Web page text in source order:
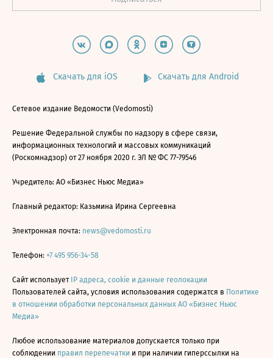
Скачать для iOS Скачать для Android
Сетевое издание Ведомости (Vedomosti)
Решение Федеральной службы по надзору в сфере связи,
информационных технологий и массовых коммуникаций
(Роскомнадзор) от 27 ноября 2020 г. ЭЛ № ФС 77-79546
Учредитель: АО «Бизнес Ньюс Медиа»
Главный редактор: Казьмина Ирина Сергеевна
Электронная почта: news@vedomosti.ru
Телефон: +7 495 956-34-58
Сайт использует IP адреса, cookie и данные геолокации
Пользователей сайта, условия использования содержатся в Политике
в отношении обработки персональных данных АО «Бизнес Ньюс
Медиа»
Любое использование материалов допускается только при
соблюдении правил перепечатки и при наличии гиперссылки на